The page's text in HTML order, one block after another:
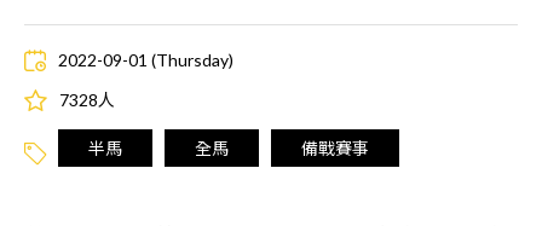
2022-09-01 (Thursday)
7328人
半馬 全馬 備戰賽事